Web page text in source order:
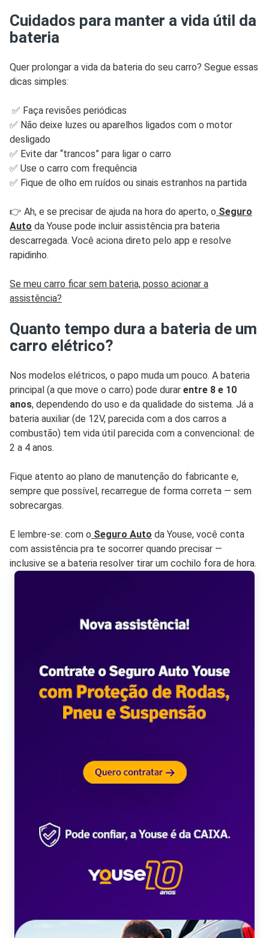
Cuidados para manter a vida útil da
bateria
Quer prolongar a vida da bateria do seu carro? Segue essas
dicas simples:
✅ Faça revisões periódicas
✅ Não deixe luzes ou aparelhos ligados com o motor
desligado
✅ Evite dar “trancos” para ligar o carro
✅ Use o carro com frequência
✅ Fique de olho em ruídos ou sinais estranhos na partida
👉 Ah, e se precisar de ajuda na hora do aperto, o Seguro
Auto da Youse pode incluir assistência pra bateria
descarregada. Você aciona direto pelo app e resolve
rapidinho.
Se meu carro ficar sem bateria, posso acionar a
assistência?
Quanto tempo dura a bateria de um
carro elétrico?
Nos modelos elétricos, o papo muda um pouco. A bateria
principal (a que move o carro) pode durar entre 8 e 10
anos, dependendo do uso e da qualidade do sistema. Já a
bateria auxiliar (de 12V, parecida com a dos carros a
combustão) tem vida útil parecida com a convencional: de
2 a 4 anos.
Fique atento ao plano de manutenção do fabricante e,
sempre que possível, recarregue de forma correta — sem
sobrecargas.
E lembre-se: com o Seguro Auto da Youse, você conta
com assistência pra te socorrer quando precisar —
inclusive se a bateria resolver tirar um cochilo fora de hora.